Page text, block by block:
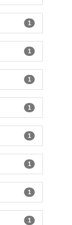
1
1
1
1
1
1
1
1